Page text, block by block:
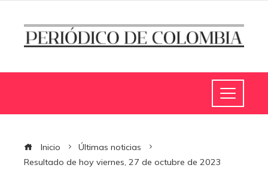
Inicio
Últimas noticias
Resultado de hoy viernes, 27 de octubre de 2023